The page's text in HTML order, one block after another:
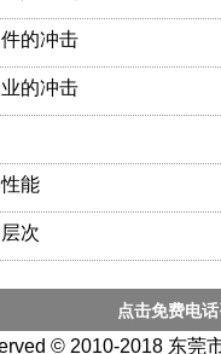
的冲击
的冲击
能
次
点击免费电
© 2010-2018 东